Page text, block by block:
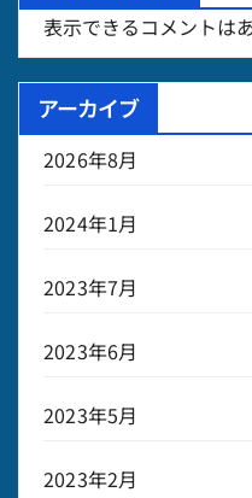
表示できるコメントは
アーカイブ
2026年8月
2024年1月
2023年7月
2023年6月
2023年5月
2023年2月